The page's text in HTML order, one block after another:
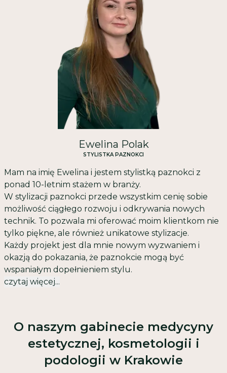
Ewelina Polak
STYLISTKA PAZNOKCI
Mam na imię Ewelina i jestem stylistką paznokci z
ponad 10-letnim stażem w branży.
W stylizacji paznokci przede wszystkim cenię sobie
możliwość ciągłego rozwoju i odkrywania nowych
technik. To pozwala mi oferować moim klientkom nie
tylko piękne, ale również unikatowe stylizacje.
Każdy projekt jest dla mnie nowym wyzwaniem i
okazją do pokazania, że paznokcie mogą być
wspaniałym dopełnieniem stylu.
czytaj więcej...
O naszym gabinecie medycyny
estetycznej, kosmetologii i
podologii w Krakowie